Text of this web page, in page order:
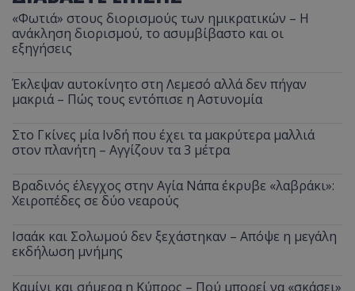
«Φωτιά» στους διορισμούς των ημικρατικών – Η
ανάκληση διορισμού, το ασυμβίβαστο και οι
εξηγήσεις
Έκλεψαν αυτοκίνητο στη Λεμεσό αλλά δεν πήγαν
μακριά – Πώς τους εντόπισε η Αστυνομία
Στο Γκίνες μία Ινδή που έχει τα μακρύτερα μαλλιά
στον πλανήτη – Αγγίζουν τα 3 μέτρα
Βραδινός έλεγχος στην Αγία Νάπα έκρυβε «λαβράκι»:
Χειροπέδες σε δύο νεαρούς
Ισαάκ και Σολωμού δεν ξεχάστηκαν – Απόψε η μεγάλη
εκδήλωση μνήμης
Καμίνι και σήμερα η Κύπρος – Πού μπορεί να «σκάσει»